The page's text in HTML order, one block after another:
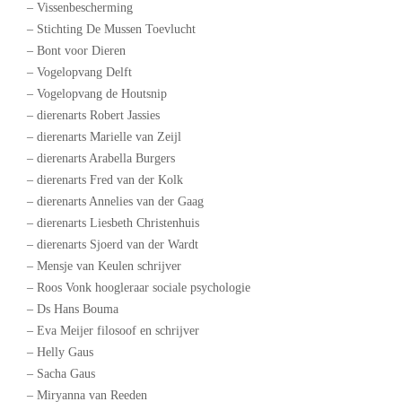
– Vissenbescherming
– Stichting De Mussen Toevlucht
– Bont voor Dieren
– Vogelopvang Delft
– Vogelopvang de Houtsnip
– dierenarts Robert Jassies
– dierenarts Marielle van Zeijl
– dierenarts Arabella Burgers
– dierenarts Fred van der Kolk
– dierenarts Annelies van der Gaag
– dierenarts Liesbeth Christenhuis
– dierenarts Sjoerd van der Wardt
– Mensje van Keulen schrijver
– Roos Vonk hoogleraar sociale psychologie
– Ds Hans Bouma
– Eva Meijer filosoof en schrijver
– Helly Gaus
– Sacha Gaus
– Miryanna van Reeden